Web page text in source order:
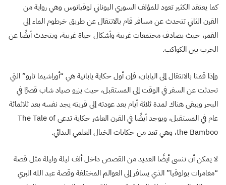
كما يعتقد الكثير تعود للمؤلف السوري اليوناني لوقيانوس وهي رواية من
القرن الثاني تتحدث عن مسافر قام بالانتقال عن طريق خرطوم الماء إلى
القمر، حيث يصادف مجتمعات غريبة وأشكال حياة غريبة، ويتحدث أيضًا عن
الحرب بين الكواكب.
وإذا قمنا بالانتقال إلى اليابان، فإن أول حكاية يابانية هي “أوراشيما تارو” التي
تحدثت عن السفر في الوقت إلى المستقبل، حيث يزرو صياد شاب قصرًا في
البحر ويبقى هناك لمدة ثلاثة أيام بعد عودته إلى قريته يجد نفسه بعد ثلاثمائة
عام في المستقبل، ويوجد أيضًا في القرن العاشر حكاية تدعىThe Tale of
the Bamboo، وهي تعد من حكايات الخيال العلمي البدائي.
لا يمكن أن ننسى أيضًا العديد من القصص داخل ألف ليلة وليلة مثل قصة
“مغامرات بولوقيا” الذي يسافر إلى العوالم المختلفة وقصة عبد الله البري